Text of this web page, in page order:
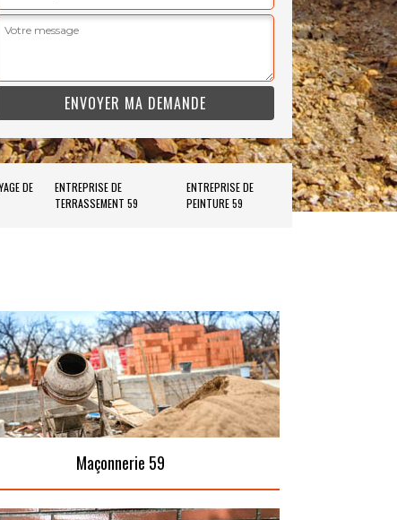
DE
ENTREPRISE DE
TERRASSEMENT 59
ENTREPRISE DE
PEINTURE 59
Maçonnerie 59